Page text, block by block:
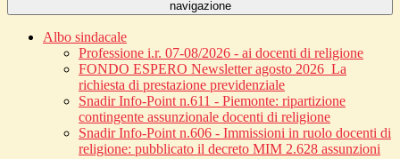
navigazione
Albo sindacale
Professione i.r. 07-08/2026 - ai docenti di religione
FONDO ESPERO Newsletter agosto 2026_La
richiesta di prestazione previdenziale
Snadir Info-Point n.611 - Piemonte: ripartizione
contingente assunzionale docenti di religione
Snadir Info-Point n.606 - Immissioni in ruolo docenti di
religione: pubblicato il decreto MIM 2.628 assunzioni